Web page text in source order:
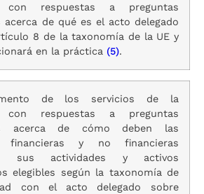
con respuestas a preguntas
acerca de qué es el acto delegado
8 de la taxonomía de la UE y
en la práctica (5).
de los servicios de la
con respuestas a preguntas
acerca de cómo deben las
financieras y no financieras
sus actividades y activos
elegibles según la taxonomía de
con el acto delegado sobre